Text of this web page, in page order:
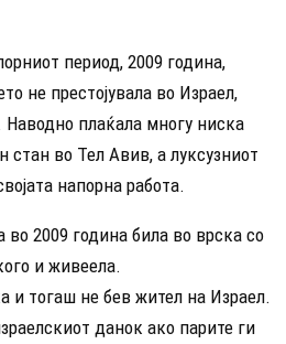
период, 2009 година,
не престојувала во Израел,
плаќала многу ниска
стан во Тел Авив, а луксузниот
напорна работа.
2009 година била во врска со
и живеела.
и тогаш не бев жител на Израел.
данок ако парите ги